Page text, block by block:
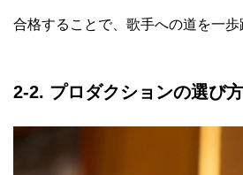
合格することで、歌手への道を一歩
2-2. プロダクションの選び方